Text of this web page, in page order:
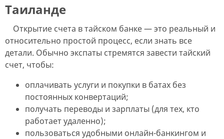
Таиланде
Открытие счета в тайском банке — это реальный и
относительно простой процесс, если знать все
детали. Обычно экспаты стремятся завести тайский
счет, чтобы:
оплачивать услуги и покупки в батах без
постоянных конвертаций;
получать переводы и зарплаты (для тех, кто
работает удаленно);
пользоваться удобными онлайн-банкингом и